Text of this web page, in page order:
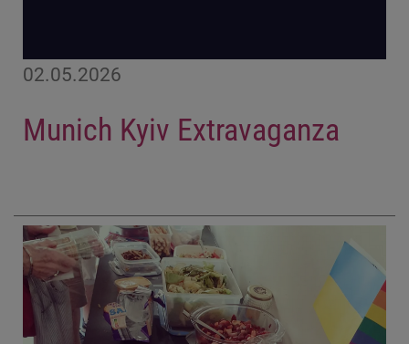
02.05.2026
Munich Kyiv Extravaganza